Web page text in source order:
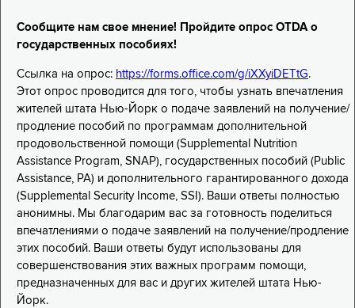
Сообщите нам свое мнение! Пройдите опрос OTDA о
государственных пособиях!
Ссылка на опрос: https://forms.office.com/g/iXXyiDETtG.
Этот опрос проводится для того, чтобы узнать впечатления
жителей штата Нью-Йорк о подаче заявлений на получение/
продление пособий по программам дополнительной
продовольственной помощи (Supplemental Nutrition
Assistance Program, SNAP), государственных пособий (Public
Assistance, PA) и дополнительного гарантированного дохода
(Supplemental Security Income, SSI). Ваши ответы полностью
анонимны. Мы благодарим вас за готовность поделиться
впечатлениями о подаче заявлений на получение/продление
этих пособий. Ваши ответы будут использованы для
совершенствования этих важных программ помощи,
предназначенных для вас и других жителей штата Нью-
Йорк.